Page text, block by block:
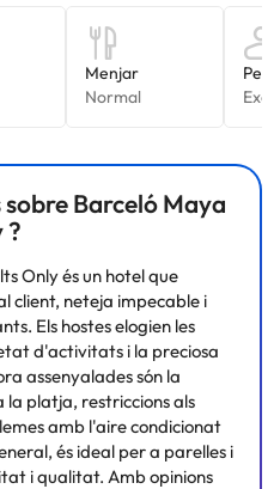
Barceló Maya
?
Only és un hotel que
client, neteja impecable i
Els hostes elogien les
d'activitats i la preciosa
assenyalades són la
la platja, restriccions als
amb l'aire condicionat
és ideal per a parelles i
i qualitat. Amb opinions